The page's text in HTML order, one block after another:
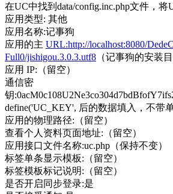
在UC中找到data/config.inc.php文件，将
应用类型: 其他
应用名称:记事狗
应用的主 URL:http://localhost:8080/
Full0/jishigou.3.0.3.utf8 （记事狗的安装目
应用 IP:（留空）
通信密
钥
define('UC_KEY', 后的数据填入，不带单
应用的物理路径:（留空）
查看个人资料页面地址:（留空）
应用接口文件名称:uc.php（保持不变）
标签单条显示模板:（留空）
标签模板标记说明:（留空）
是否开启同步登录:是